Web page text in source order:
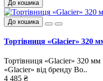
До кошика
До кошика
Тортівниця «Glacier» 320
Тортівниця «Glacier» 320
«Glacier» від бренду Bo..
4 485 ₴